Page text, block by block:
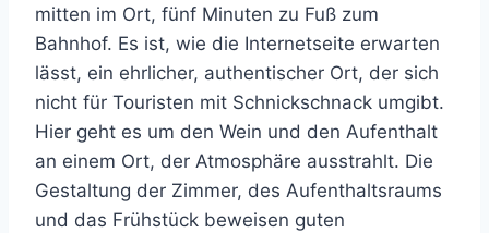
mitten im Ort, fünf Minuten zu Fuß zum
Bahnhof. Es ist, wie die Internetseite erwarten
lässt, ein ehrlicher, authentischer Ort, der sich
nicht für Touristen mit Schnickschnack umgibt.
Hier geht es um den Wein und den Aufenthalt
an einem Ort, der Atmosphäre ausstrahlt. Die
Gestaltung der Zimmer, des Aufenthaltsraums
und das Frühstück beweisen guten